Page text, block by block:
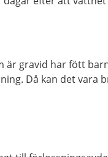
är gravid har fött
Då kan det vara